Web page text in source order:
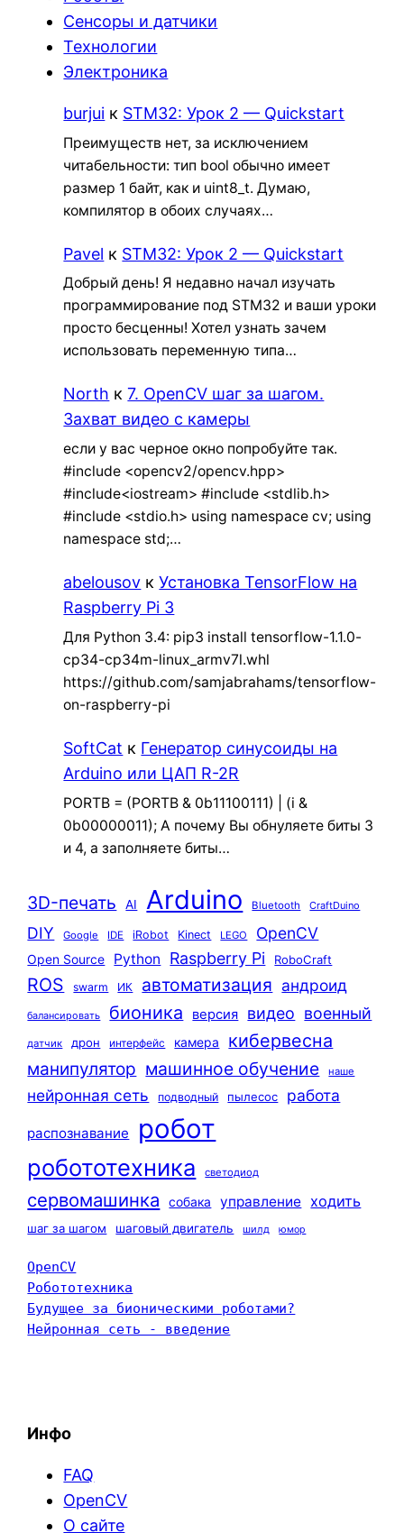
Сенсоры и датчики
Технологии
Электроника
burjui к STM32: Урок 2 — Quickstart
Преимуществ нет, за исключением
читабельности: тип bool обычно имеет
размер 1 байт, как и uint8_t. Думаю,
компилятор в обоих случаях…
Pavel к STM32: Урок 2 — Quickstart
Добрый день! Я недавно начал изучать
программирование под STM32 и ваши уроки
просто бесценны! Хотел узнать зачем
использовать переменную типа…
North к7. OpenCV шаг за шагом.
Захват видео с камеры
если у вас черное окно попробуйте так.
#include <opencv2/opencv.hpp>
#include<iostream> #include <stdlib.h>
#include <stdio.h> using namespace cv; using
namespace std;…
abelousov кУстановка TensorFlow на
Raspberry Pi 3
Для Python 3.4: pip3 install tensorflow-1.1.0-
cp34-cp34m-linux_armv7l.whl
https://github.com/samjabrahams/tensorflow-
on-raspberry-pi
SoftCat к Генератор синусоиды на
Arduino или ЦАП R-2R
PORTB = (PORTB & 0b11100111) | (i &
0b00000011); А почему Вы обнуляете биты 3
и 4, а заполняете биты…
3D-печать AI Arduino Bluetooth CraftDuino
DIY Google IDE iRobot Kinect LEGO OpenCV
Open Source Python Raspberry Pi RoboCraft
ROS swarm ИК автоматизация андроид
балансировать бионика версия видео военный
датчик дрон интерфейс камера кибервесна
манипулятор машинное обучение наше
нейронная сеть подводный пылесос работа
распознавание робот
робототехника светодиод
сервомашинка собака управление ходить
шаг за шагом шаговый двигатель шилд юмор
OpenCV
Робототехника
Будущее за бионическими роботами?
Нейронная сеть - введение
Инфо
FAQ
OpenCV
О сайте